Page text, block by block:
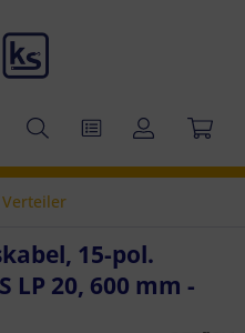
15-pol.
LP 20, 600 mm -